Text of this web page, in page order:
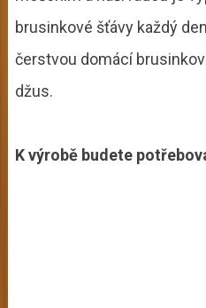
brusinkové šťávy každý
čerstvou domácí
džus.
K výrobě budete